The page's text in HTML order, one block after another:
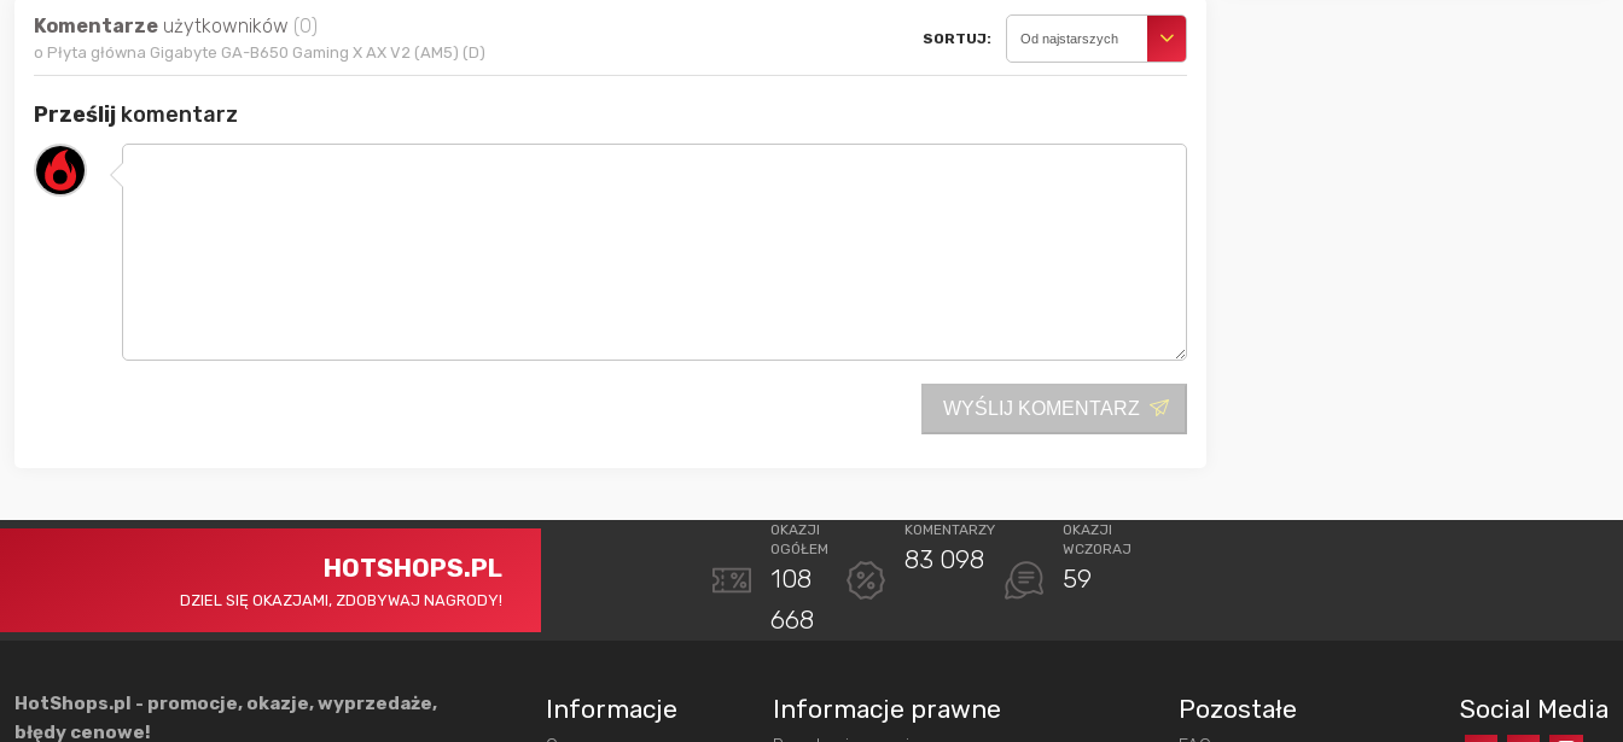
Komentarze użytkowników (0)
o Płyta główna Gigabyte GA-B650 Gaming X AX V2 (AM5) (D)
SORTUJ: Od najstarszych
Prześlij komentarz
WYŚLIJ KOMENTARZ
HOTSHOPS.PL
DZIEL SIĘ OKAZJAMI, ZDOBYWAJ NAGRODY!
OKAZJI
OGÓŁEM
108
668
KOMENTARZY
83 098
OKAZJI
WCZORAJ
59
HotShops.pl - promocje, okazje, wyprzedaże,
błędy cenowe!
Informacje Informacje prawne Pozostałe Social Media